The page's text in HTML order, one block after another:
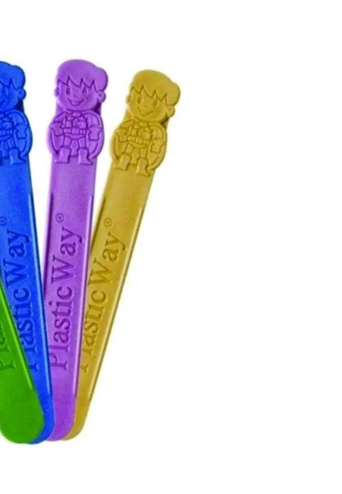
9º
imobilizador joelho
10º bota imobilizadora